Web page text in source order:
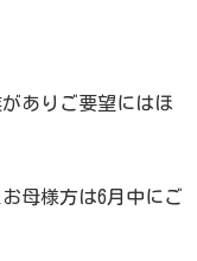
ありご要望にはほ
母様方は6月中にご